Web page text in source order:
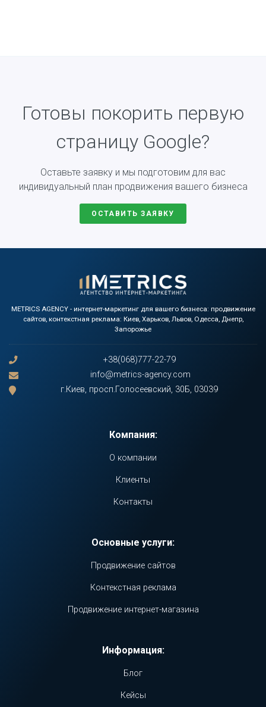
Готовы покорить первую
страницу Google?
Оставьте заявку и мы подготовим для вас
индивидуальный план продвижения вашего бизнеса
ОСТАВИТЬ ЗАЯВКУ
METRICS AGENCY - интернет-маркетинг для вашего бизнеса: продвижение
сайтов, контекстная реклама: Киев, Харьков, Львов, Одесса, Днепр,
Запорожье
+38(068)777-22-79
info@metrics-agency.com
г.Киев, просп.Голосеевский, 30Б, 03039
Компания:
О компании
Клиенты
Контакты
Основные услуги:
Продвижение сайтов
Контекстная реклама
Продвижение интернет-магазина
Информация:
Блог
Кейсы